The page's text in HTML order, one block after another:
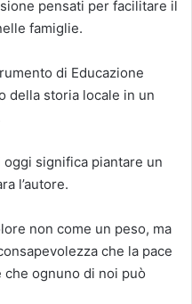
pensati per facilitare il
famiglie.
di Educazione
della storia locale in un
oggi significa piantare un
l’autore.
non come un peso, ma
che la pace
ognuno di noi può